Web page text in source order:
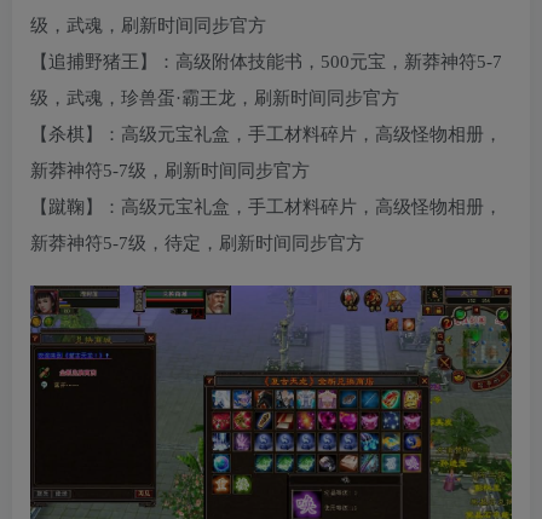
级，武魂，刷新时间同步官方
【追捕野猪王】：高级附体技能书，500元宝，新莽神符5-7
级，武魂，珍兽蛋·霸王龙，刷新时间同步官方
【杀棋】：高级元宝礼盒，手工材料碎片，高级怪物相册，
新莽神符5-7级，刷新时间同步官方
【蹴鞠】：高级元宝礼盒，手工材料碎片，高级怪物相册，
新莽神符5-7级，待定，刷新时间同步官方